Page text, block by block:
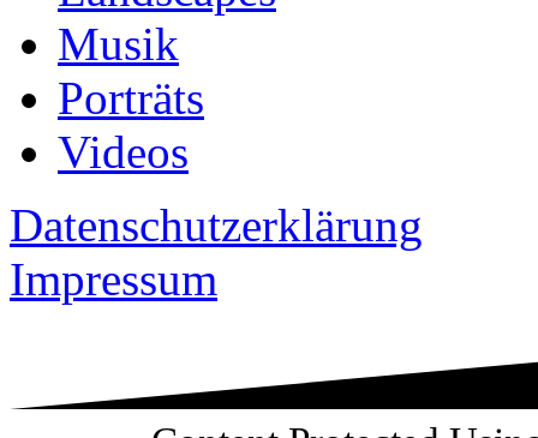
Musik
Porträts
Videos
Datenschutzerklärung
Impressum